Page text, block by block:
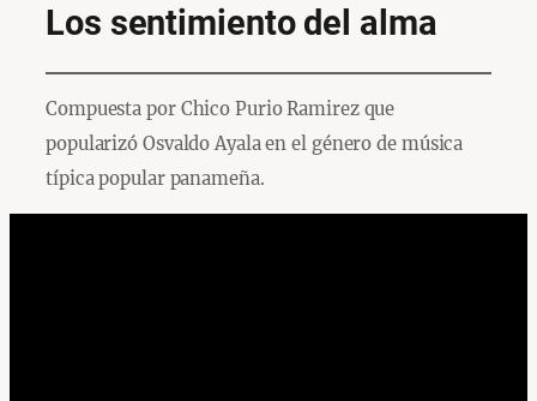
Los sentimiento del alma
Compuesta por Chico Purio Ramirez que
popularizó Osvaldo Ayala en el género de música
típica popular panameña.